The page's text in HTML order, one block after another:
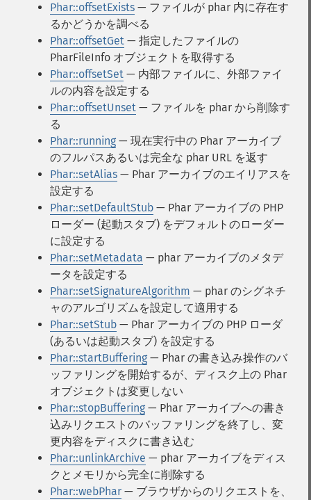
Phar::offsetExists — ファイルが phar 内に存在す
るかどうかを調べる
Phar::offsetGet — 指定したファイルの
PharFileInfo オブジェクトを取得する
Phar::offsetSet — 内部ファイルに、外部ファイ
ルの内容を設定する
Phar::offsetUnset — ファイルを phar から削除す
る
Phar::running — 現在実行中の Phar アーカイブ
のフルパスあるいは完全な phar URL を返す
Phar::setAlias — Phar アーカイブのエイリアスを
設定する
Phar::setDefaultStub — Phar アーカイブの PHP
ローダー (起動スタブ) をデフォルトのローダー
に設定する
Phar::setMetadata — phar アーカイブのメタデ
ータを設定する
Phar::setSignatureAlgorithm — phar のシグネチ
ャのアルゴリズムを設定して適用する
Phar::setStub — Phar アーカイブの PHP ローダ
(あるいは起動スタブ) を設定する
Phar::startBuffering — Phar の書き込み操作のバ
ッファリングを開始するが、ディスク上の Phar
オブジェクトは変更しない
Phar::stopBuffering — Phar アーカイブへの書き
込みリクエストのバッファリングを終了し、変
更内容をディスクに書き込む
Phar::unlinkArchive — phar アーカイブをディス
クとメモリから完全に削除する
Phar::webPhar — ブラウザからのリクエストを、